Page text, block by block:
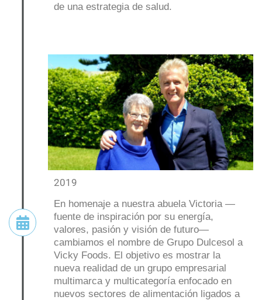
de una estrategia de salud.
2019
En homenaje a nuestra abuela Victoria —
fuente de inspiración por su energía,
valores, pasión y visión de futuro—
cambiamos el nombre de Grupo Dulcesol a
Vicky Foods. El objetivo es mostrar la
nueva realidad de un grupo empresarial
multimarca y multicategoría enfocado en
nuevos sectores de alimentación ligados a